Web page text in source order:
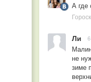
А где
Ли
не
зиме